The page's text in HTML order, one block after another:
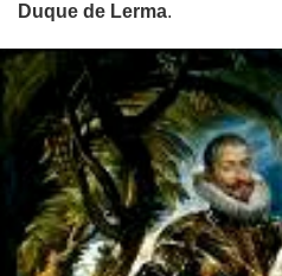
Duque de Lerma.